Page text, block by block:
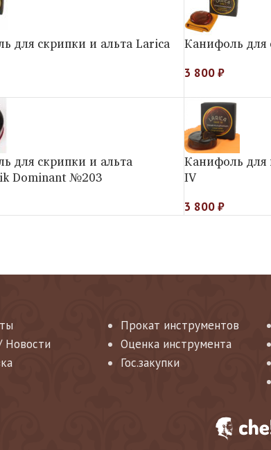
для скрипки и альта Larica
Канифоль для
3 800₽
для скрипки и альта
Dominant №203
Канифоль для
IV
3 800₽
Новости
Прокат инструментов
Оценка инструмента
Гос.закупки